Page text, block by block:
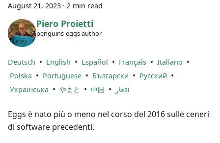
August 21, 2023 · 2 min read
Piero Proietti
penguins-eggs author
Deutsch • English • Español • Français • Italiano •
Polska • Portuguese • Български • Русский •
Українська • やまと • 中国 • فارsi
Eggs è nato più o meno nel corso del 2016 sulle ceneri
di software precedenti.